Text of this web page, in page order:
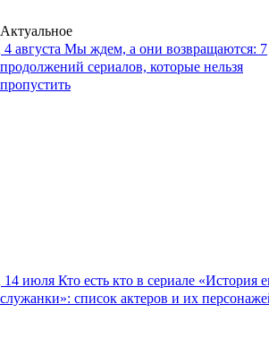
Актуальное
4 августа Мы ждем, а они возвращаются: 7
продолжений сериалов, которые нельзя
пропустить
14 июля Кто есть кто в сериале «История
служанки»: список актеров и их